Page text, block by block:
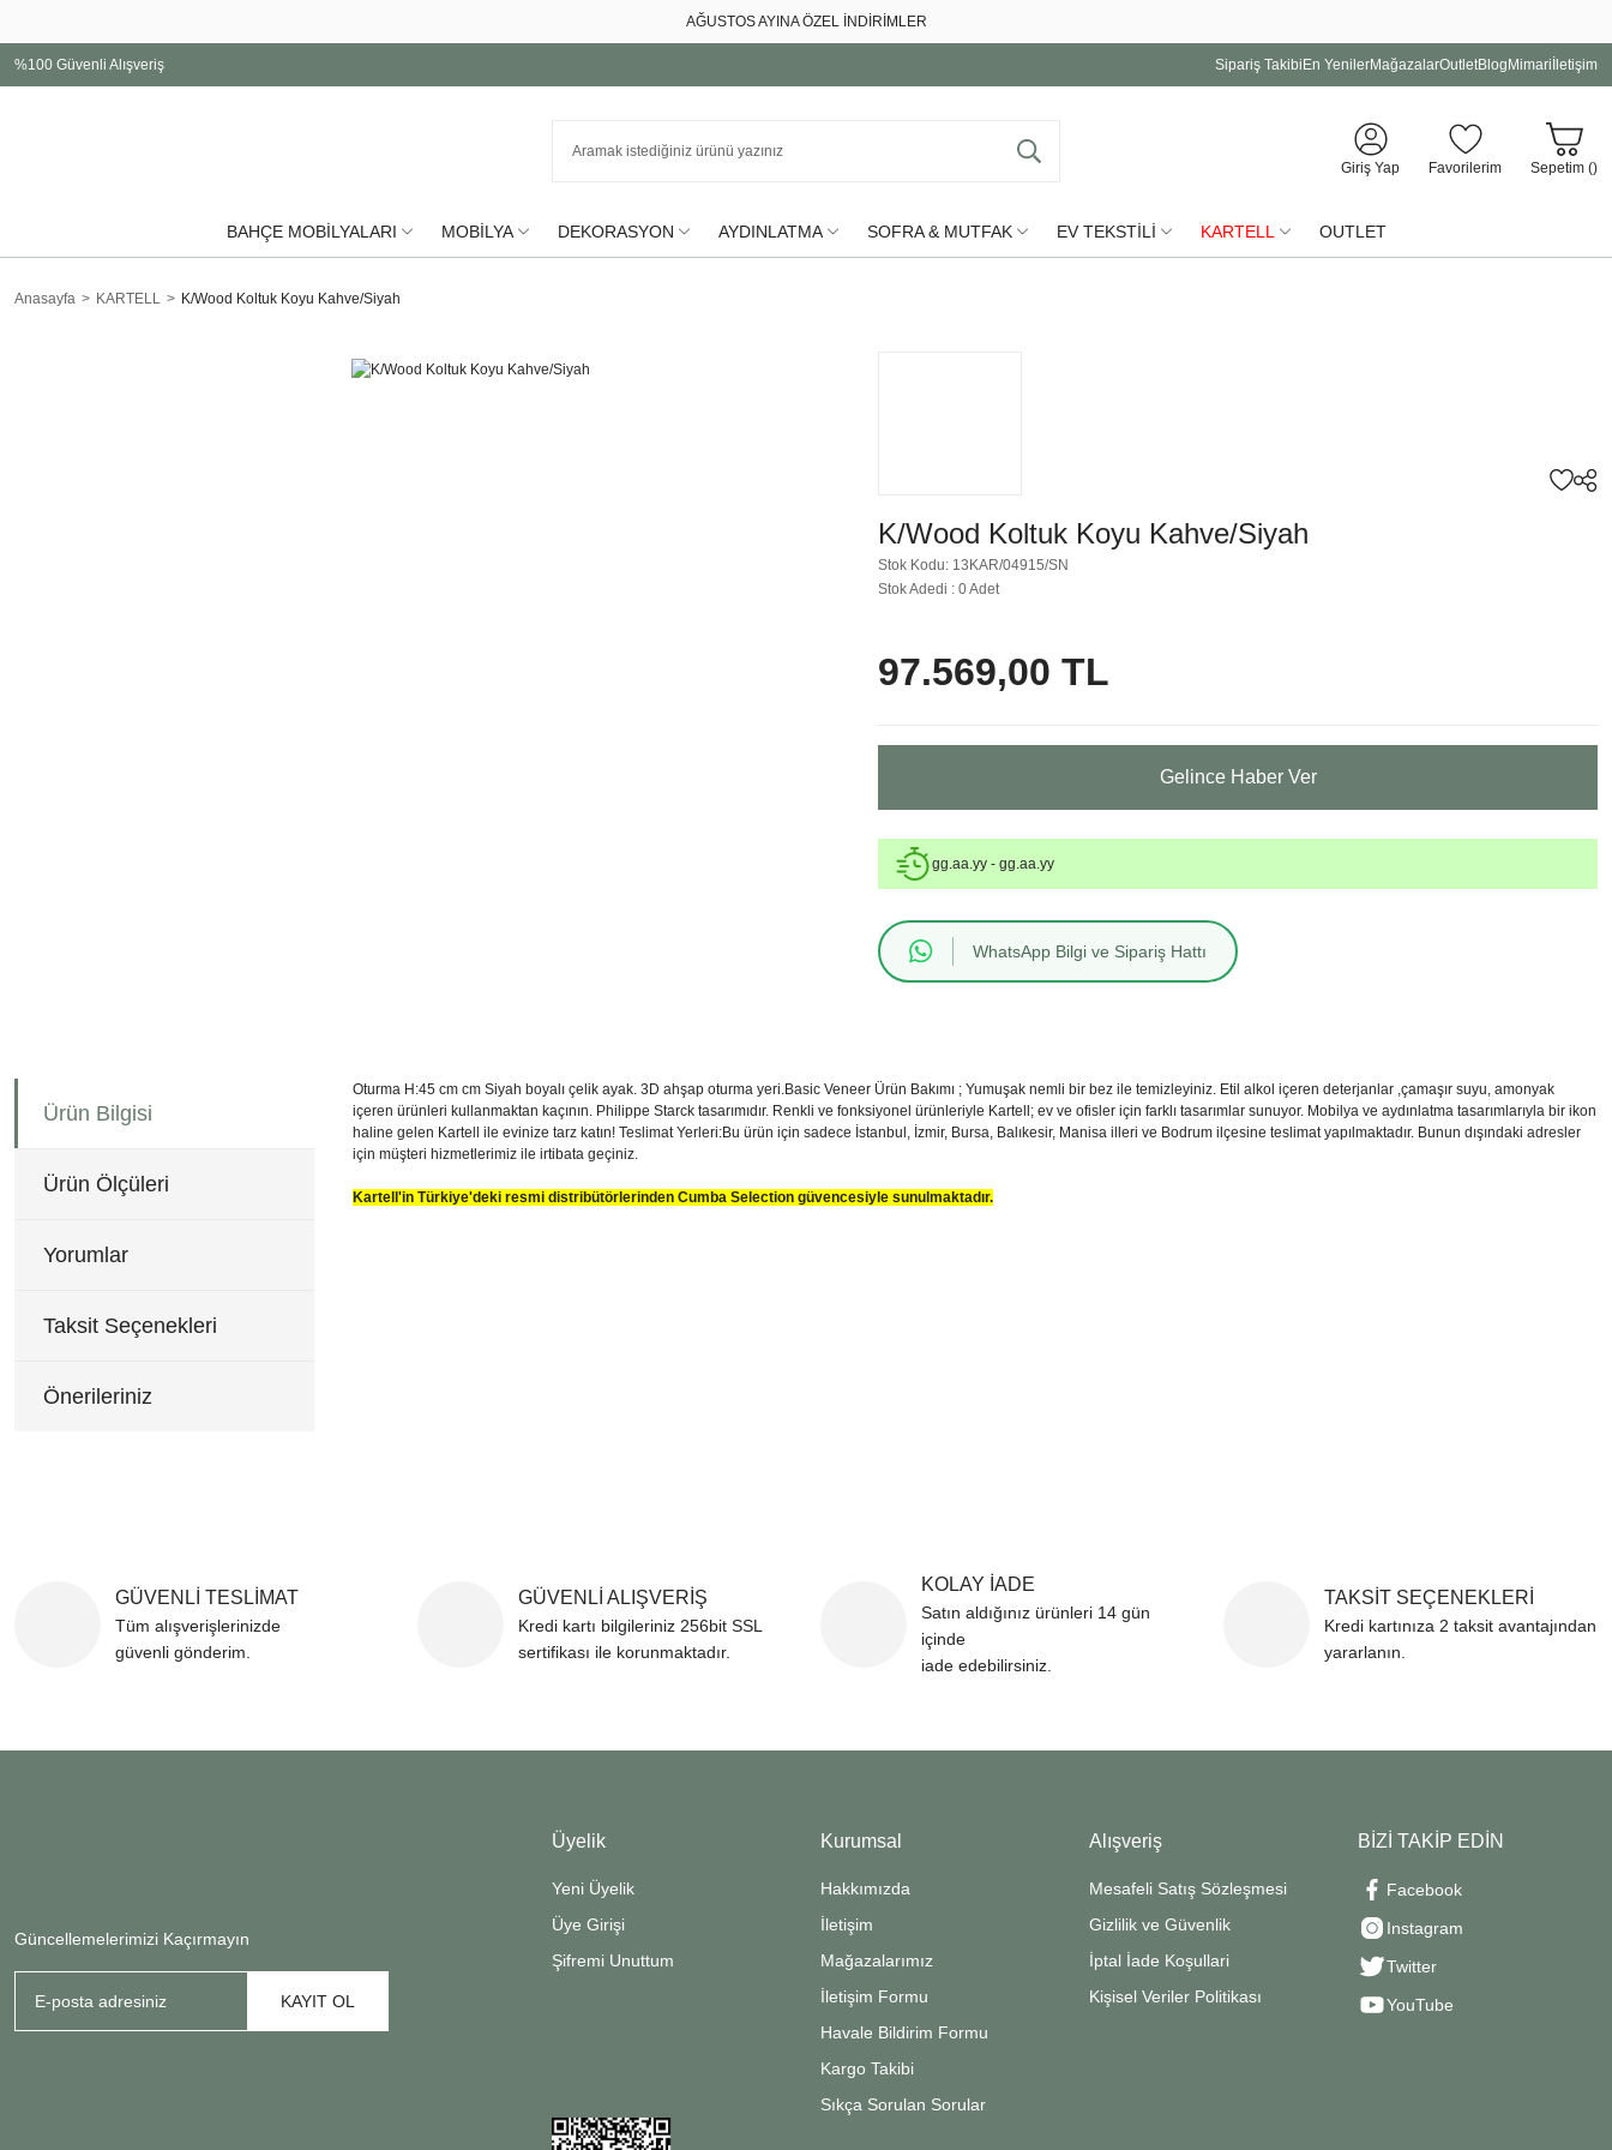
AĞUSTOS AYINA ÖZEL İNDİRİMLER
%100 Güvenli Alışveriş Sipariş Takibi En YenilerMağazalarOutletBlog Mimari İletişim
Giriş Yap Favorilerim Sepetim ()
BAHÇE MOBİLYALARI MOBİLYA DEKORASYON AYDINLATMA SOFRA & MUTFAK EV TEKSTİLİ KARTELL OUTLET
Anasayfa KARTELL K/Wood Koltuk Koyu Kahve/Siyah
K/Wood Koltuk Koyu Kahve/Siyah
Stok Kodu: 13KAR/04915/SN
Stok Adedi : 0 Adet
97.569,00 TL
Gelince Haber Ver
gg.aa.yy - gg.aa.yy
WhatsApp Bilgi ve Sipariş Hattı
Ürün Bilgisi
Ürün Ölçüleri
Yorumlar
Taksit Seçenekleri
Önerileriniz
Oturma H:45 cm cm Siyah boyalı çelik ayak. 3D ahşap oturma yeri.Basic Veneer Ürün Bakımı ; Yumuşak nemli bir bez ile temizleyiniz. Etil alkol içeren deterjanlar ,çamaşır suyu, amonyak
içeren ürünleri kullanmaktan kaçının. Philippe Starck tasarımıdır. Renkli ve fonksiyonel ürünleriyle Kartell; ev ve ofisler için farklı tasarımlar sunuyor. Mobilya ve aydınlatma tasarımlarıyla bir ikon
haline gelen Kartell ile evinize tarz katın! Teslimat Yerleri:Bu ürün için sadece İstanbul, İzmir, Bursa, Balıkesir, Manisa illeri ve Bodrum ilçesine teslimat yapılmaktadır. Bunun dışındaki adresler
için müşteri hizmetlerimiz ile irtibata geçiniz.
Kartell'in Türkiye'deki resmi distribütörlerinden Cumba Selection güvencesiyle sunulmaktadır.
Gönder
GÜVENLİ TESLİMAT
Tüm alışverişlerinizde
güvenli gönderim.
GÜVENLİ ALIŞVERİŞ
Kredi kartı bilgileriniz 256bit SSL
sertifikası ile korunmaktadır.
KOLAY İADE
Satın aldığınız ürünleri 14 gün
içinde
iade edebilirsiniz.
TAKSİT SEÇENEKLERİ
Kredi kartınıza 2 taksit avantajından
yararlanın.
Güncellemelerimizi Kaçırmayın
KAYIT OL
Üyelik
Yeni Üyelik
Üye Girişi
Şifremi Unuttum
Kurumsal
Hakkımızda
İletişim
Mağazalarımız
İletişim Formu
Havale Bildirim Formu
Kargo Takibi
Sıkça Sorulan Sorular
Alışveriş
Mesafeli Satış Sözleşmesi
Gizlilik ve Güvenlik
İptal İade Koşullari
Kişisel Veriler Politikası
BİZİ TAKİP EDİN
Facebook
Instagram
Twitter
YouTube